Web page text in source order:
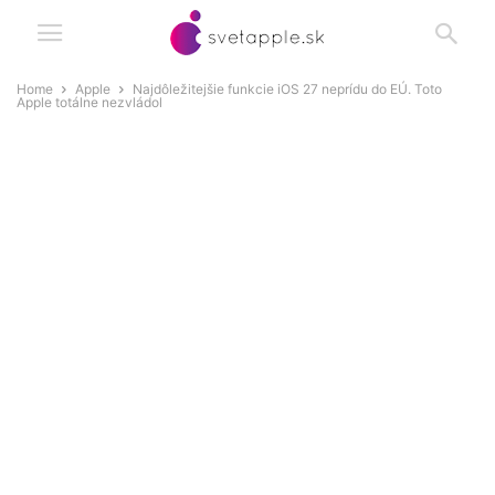
Home Apple
Najdôležitejšie funkcie iOS 27 neprídu do EÚ. Toto
Apple totálne nezvládol